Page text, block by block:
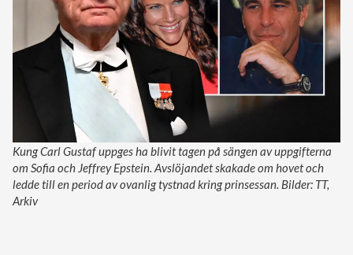
Kung Carl Gustaf uppges ha blivit tagen på sängen av uppgifterna
om Sofia och Jeffrey Epstein. Avslöjandet skakade om hovet och
ledde till en period av ovanlig tystnad kring prinsessan. Bilder: TT,
Arkiv